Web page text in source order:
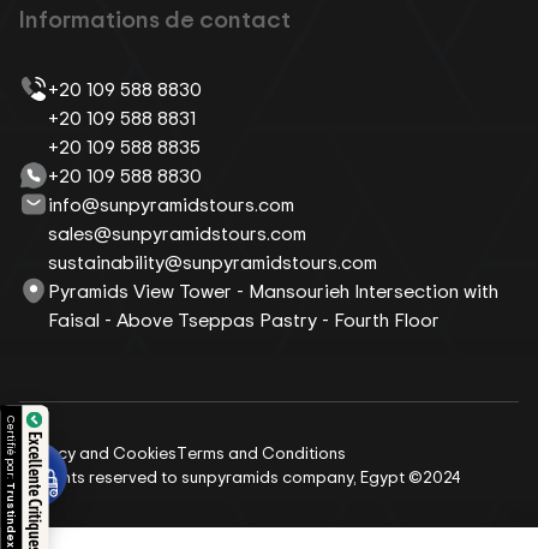
Informations de contact
+20 109 588 8830
+20 109 588 8831
+20 109 588 8835
+20 109 588 8830
info@sunpyramidstours.com
sales@sunpyramidstours.com
sustainability@sunpyramidstours.com
Pyramids View Tower - Mansourieh Intersection with
Faisal - Above Tseppas Pastry - Fourth Floor
All rights reserved to sunpyramids company, Egypt ©2024
Privacy and CookiesTerms and Conditions
Excellente Critiques